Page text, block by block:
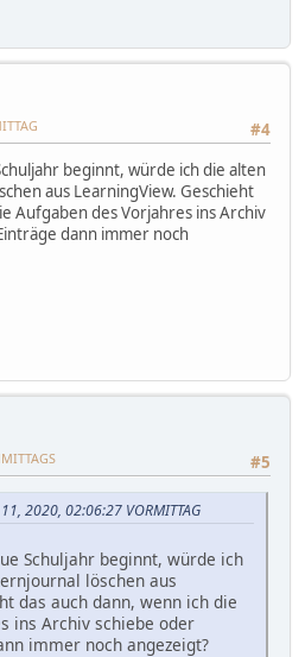
#4
beginnt, würde ich die alten
aus LearningView. Geschieht
Aufgaben des Vorjahres ins Archiv
dann immer noch
#5
2020, 02:06:27 VORMITTAG
Schuljahr beginnt, würde ich
löschen aus
das auch dann, wenn ich die
ins Archiv schiebe oder
immer noch angezeigt?